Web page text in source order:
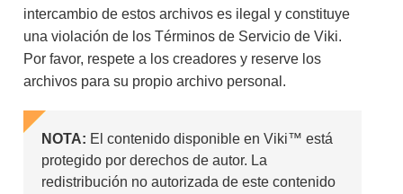
intercambio de estos archivos es ilegal y constituye
una violación de los Términos de Servicio de Viki.
Por favor, respete a los creadores y reserve los
archivos para su propio archivo personal.
NOTA: El contenido disponible en Viki™ está
protegido por derechos de autor. La
redistribución no autorizada de este contenido